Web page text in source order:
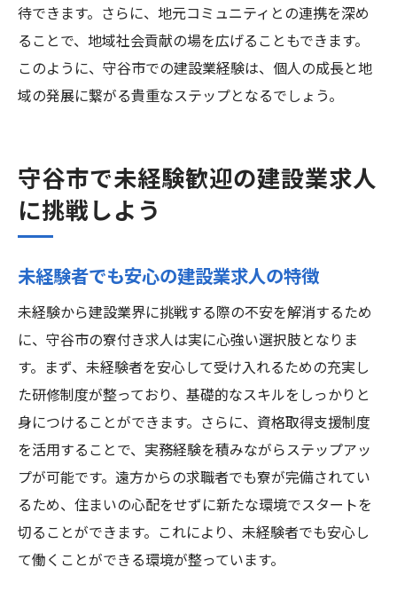
待できます。さらに、地元コミュニティとの連携を深め
ることで、地域社会貢献の場を広げることもできます。
このように、守谷市での建設業経験は、個人の成長と地
域の発展に繋がる貴重なステップとなるでしょう。
守谷市で未経験歓迎の建設業求人
に挑戦しよう
未経験者でも安心の建設業求人の特徴
未経験から建設業界に挑戦する際の不安を解消するため
に、守谷市の寮付き求人は実に心強い選択肢となりま
す。まず、未経験者を安心して受け入れるための充実し
た研修制度が整っており、基礎的なスキルをしっかりと
身につけることができます。さらに、資格取得支援制度
を活用することで、実務経験を積みながらステップアッ
プが可能です。遠方からの求職者でも寮が完備されてい
るため、住まいの心配をせずに新たな環境でスタートを
切ることができます。これにより、未経験者でも安心し
て働くことができる環境が整っています。